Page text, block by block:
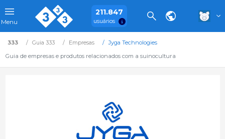
Menu
211.847
usuários
333 Guia 333 Empresas
Jyga Technologies
Guia de empresas e produtos relacionados com a suinocultura